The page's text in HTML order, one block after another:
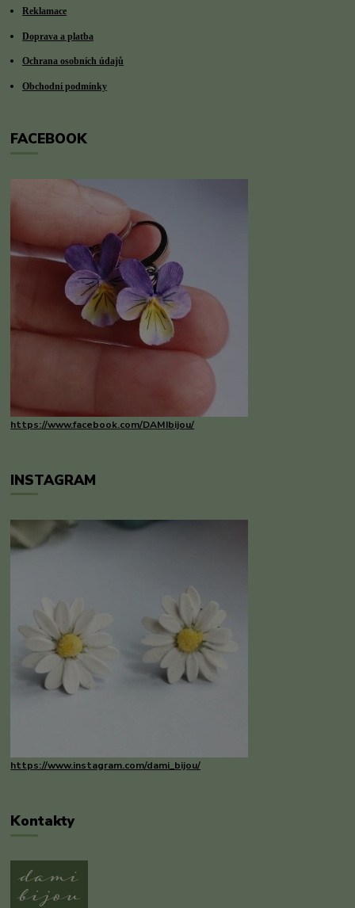
Reklamace
Doprava a platba
Ochrana osobních údajů
Obchodní podmínky
FACEBOOK
https://www.facebook.com/DAMIbijou/
INSTAGRAM
https://www.instagram.com/dami_bijou/
Kontakty